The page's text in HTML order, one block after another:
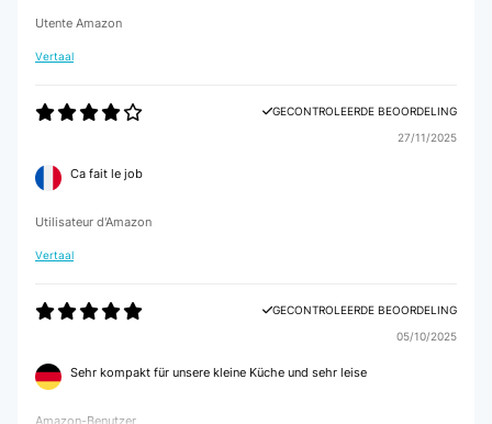
Utente Amazon
Vertaal
GECONTROLEERDE BEOORDELING
27/11/2025
Ca fait le job
Utilisateur d'Amazon
Vertaal
GECONTROLEERDE BEOORDELING
05/10/2025
Sehr kompakt für unsere kleine Küche und sehr leise
Amazon-Benutzer